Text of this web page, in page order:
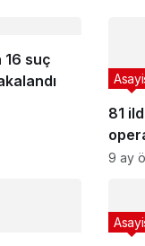
16 suç
81
9 ay